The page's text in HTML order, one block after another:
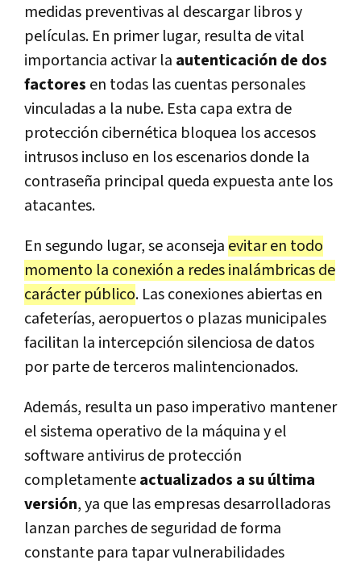
medidas preventivas al descargar libros y
películas. En primer lugar, resulta de vital
importancia activar la autenticación de dos
factores en todas las cuentas personales
vinculadas a la nube. Esta capa extra de
protección cibernética bloquea los accesos
intrusos incluso en los escenarios donde la
contraseña principal queda expuesta ante los
atacantes.
En segundo lugar, se aconseja evitar en todo
momento la conexión a redes inalámbricas de
carácter público. Las conexiones abiertas en
cafeterías, aeropuertos o plazas municipales
facilitan la intercepción silenciosa de datos
por parte de terceros malintencionados.
Además, resulta un paso imperativo mantener
el sistema operativo de la máquina y el
software antivirus de protección
completamenteactualizados a su última
versión, ya que las empresas desarrolladoras
lanzan parches de seguridad de forma
constante para tapar vulnerabilidades